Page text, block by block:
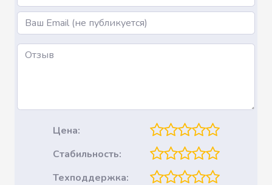
Email
Цена:
Стабильность:
Техподдержка: